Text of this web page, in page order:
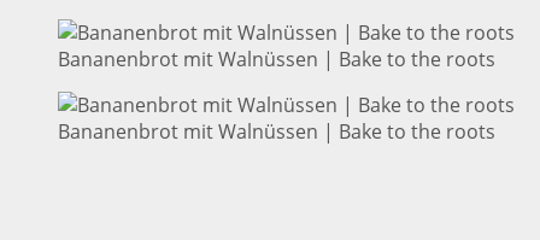
Bananenbrot mit Walnüssen | Bake to the roots
Bananenbrot mit Walnüssen | Bake to the roots